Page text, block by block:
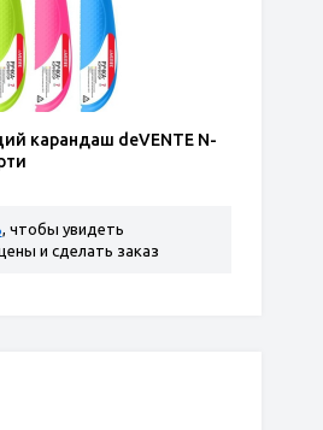
карандаш deVENTE N-
, чтобы увидеть
и сделать заказ